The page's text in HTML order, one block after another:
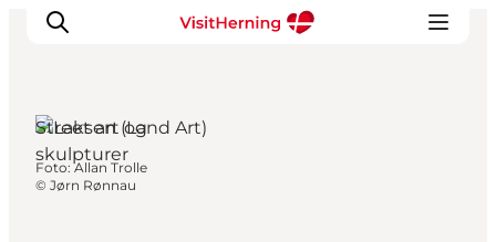
Det sker
Street art og
skulpturer
Foto: Allan Trolle
© Jørn Rønnau